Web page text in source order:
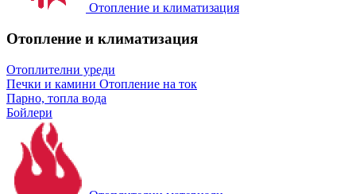
Отопление и климатизация
Отопление и климатизация
Отоплителни уреди
Печки и камини Отопление на ток
Парно, топла вода
Бойлери